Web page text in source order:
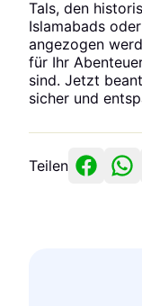
Tals, den
Islamabads
angezogen
für Ihr
sind. Jetzt
sicher und
Teilen